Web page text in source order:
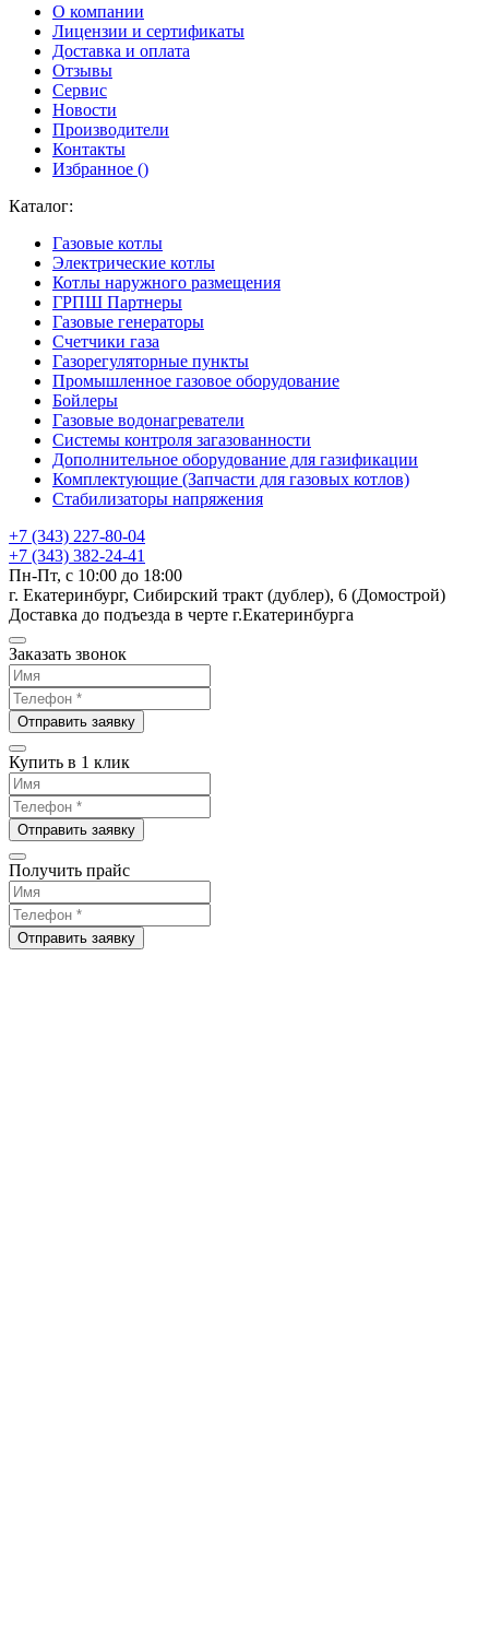
О компании
Лицензии и сертификаты
Доставка и оплата
Отзывы
Сервис
Новости
Производители
Контакты
Избранное ()
Каталог:
Газовые котлы
Электрические котлы
Котлы наружного размещения
ГРПШ Партнеры
Газовые генераторы
Счетчики газа
Газорегуляторные пункты
Промышленное газовое оборудование
Бойлеры
Газовые водонагреватели
Системы контроля загазованности
Дополнительное оборудование для газификации
Комплектующие (Запчасти для газовых котлов)
Стабилизаторы напряжения
+7 (343) 227-80-04
+7 (343) 382-24-41
Пн-Пт, с 10:00 до 18:00
г. Екатеринбург, Сибирский тракт (дублер), 6 (Домострой)
Доставка до подъезда в черте г.Екатеринбурга
Заказать звонок
Отправить заявку
Купить в 1 клик
Отправить заявку
Получить прайс
Отправить заявку